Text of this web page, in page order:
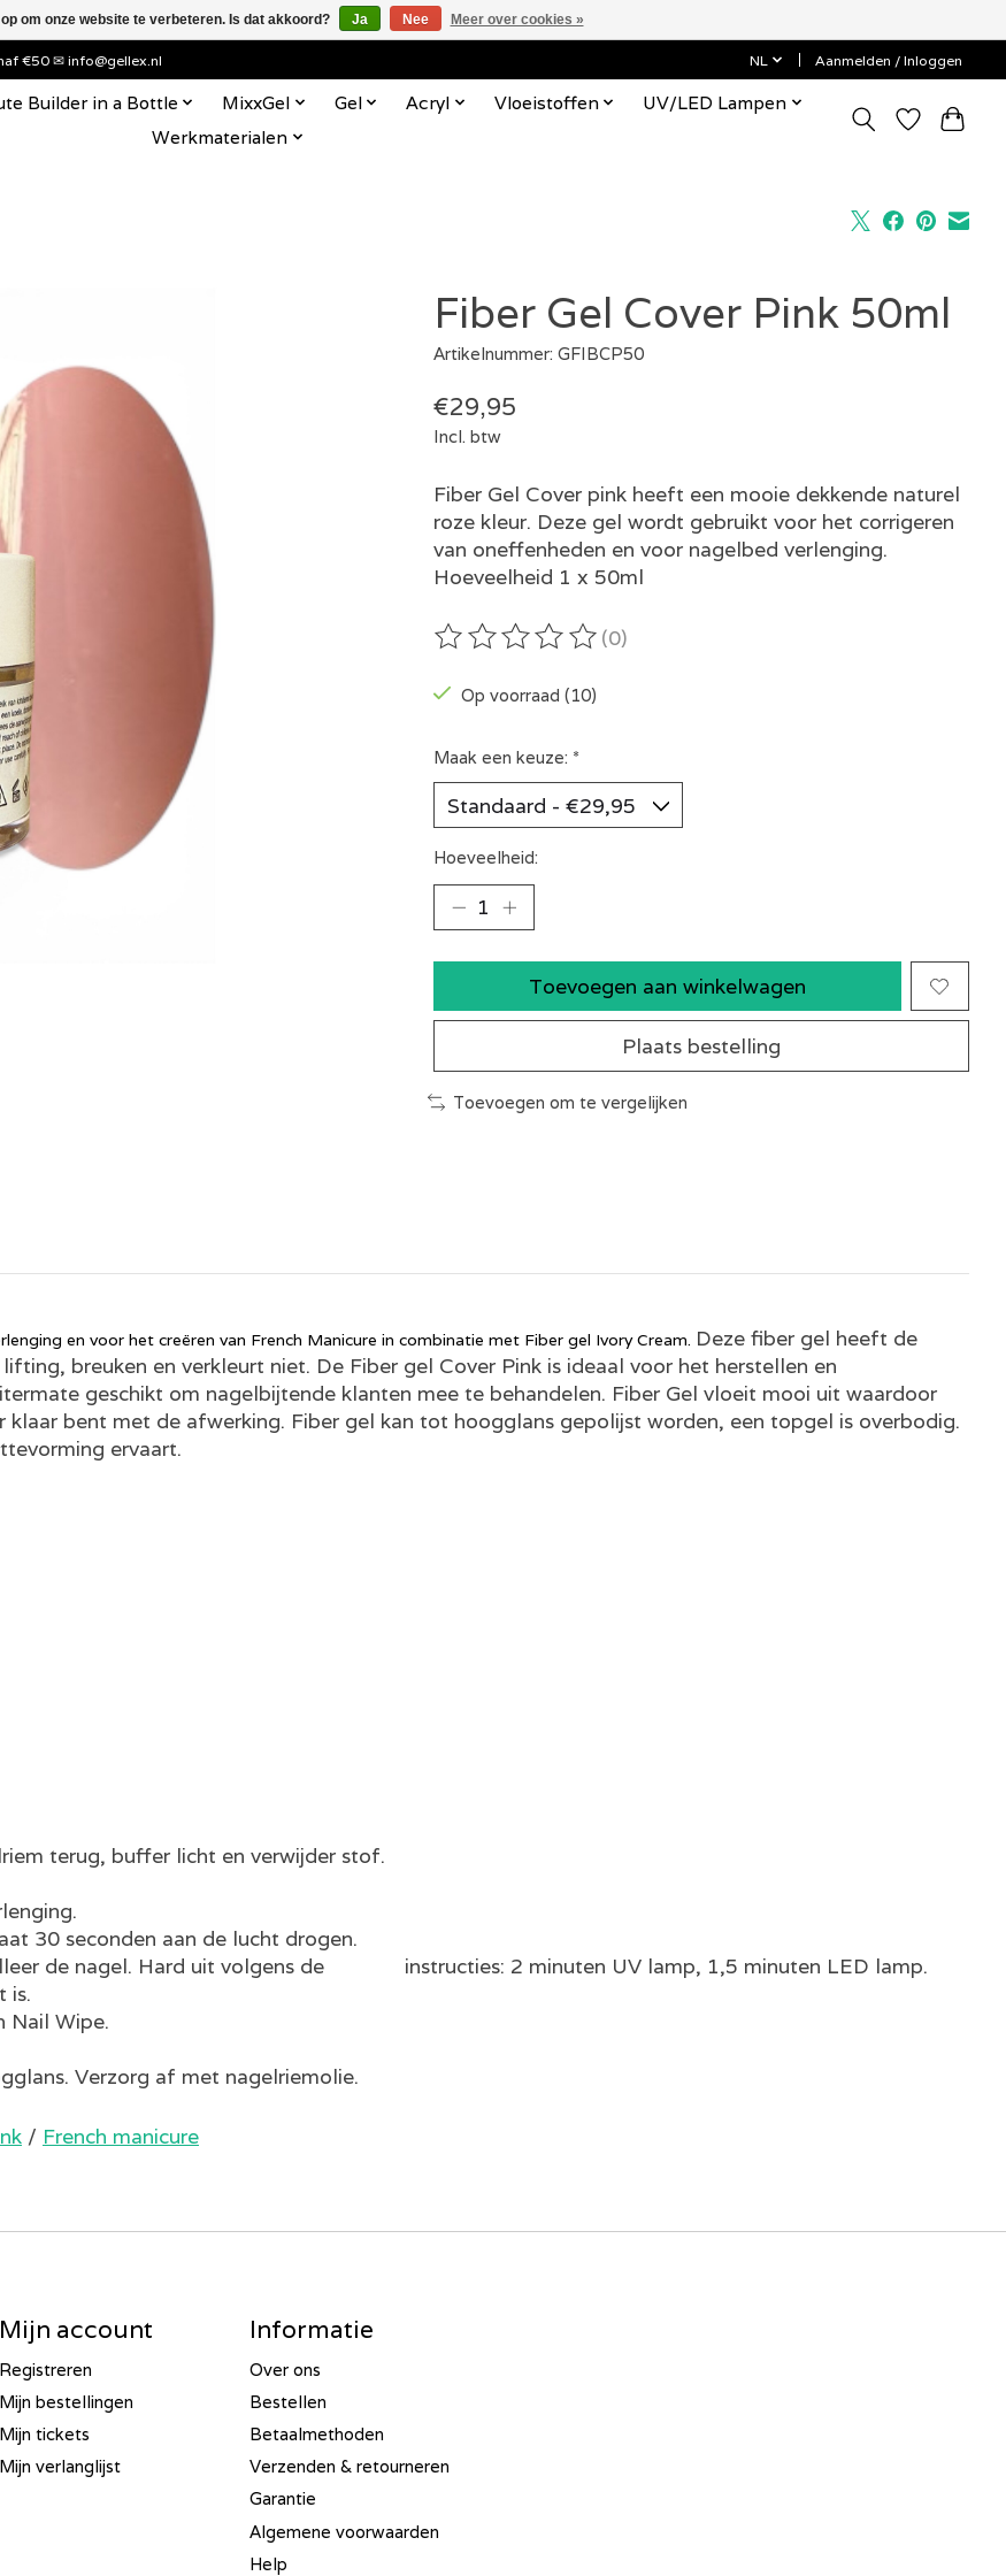
€50 ✉ info@gellex.nl NL Aanmelden / Inloggen
Builder in a Bottle MixxGel Gel Acryl Vloeistoffen
UV/LED Lampen
Werkmaterialen
Fiber Gel Cover Pink 50ml
Artikelnummer: GFIBCP50
€29,95
Incl. btw
Fiber Gel Cover pink heeft een mooie dekkende naturel
roze kleur. Deze gel wordt gebruikt voor het corrigeren
van oneffenheden en voor nagelbed verlenging.
Hoeveelheid 1 x 50ml
De beoordeling van dit product is
(0)
Op voorraad (10)
Maak een keuze: *
Hoeveelheid:
Toevoegen aan winkelwagen
Plaats bestelling
Toevoegen om te vergelijken
en voor het creëren van French Manicure in combinatie met Fiber gel Ivory Cream. Deze fiber gel heeft de
breuken en verkleurt niet. De Fiber gel Cover Pink is ideaal voor het herstellen en
geschikt om nagelbijtende klanten mee te behandelen. Fiber Gel vloeit mooi uit waardoor
bent met de afwerking. Fiber gel kan tot hoogglans gepolijst worden, een topgel is overbodig.
ervaart.
terug, buffer licht en verwijder stof.
30 seconden aan de lucht drogen.
de nagel. Hard uit volgens de instructies: 2 minuten UV lamp, 1,5 minuten LED lamp.
is.
Nail Wipe.
Verzorg af met nagelriemolie.
/ French manicure
Mijn account
Registreren
Mijn bestellingen
Mijn tickets
Mijn verlanglijst
Informatie
Over ons
Bestellen
Betaalmethoden
Verzenden & retourneren
Garantie
Algemene voorwaarden
Help
om onze website te verbeteren. Is dat akkoord? Ja Nee Meer over cookies »